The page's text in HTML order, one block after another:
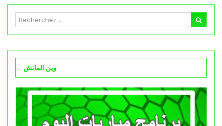
وين الماتش